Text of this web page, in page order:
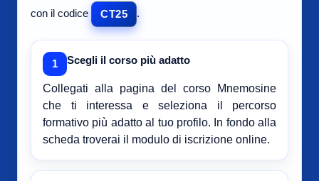
con il codice
CT25 .
1 Scegli il corso più adatto
Collegati alla pagina del corso Mnemosine
che ti interessa e seleziona il percorso
formativo più adatto al tuo profilo. In fondo alla
scheda troverai il modulo di iscrizione online.